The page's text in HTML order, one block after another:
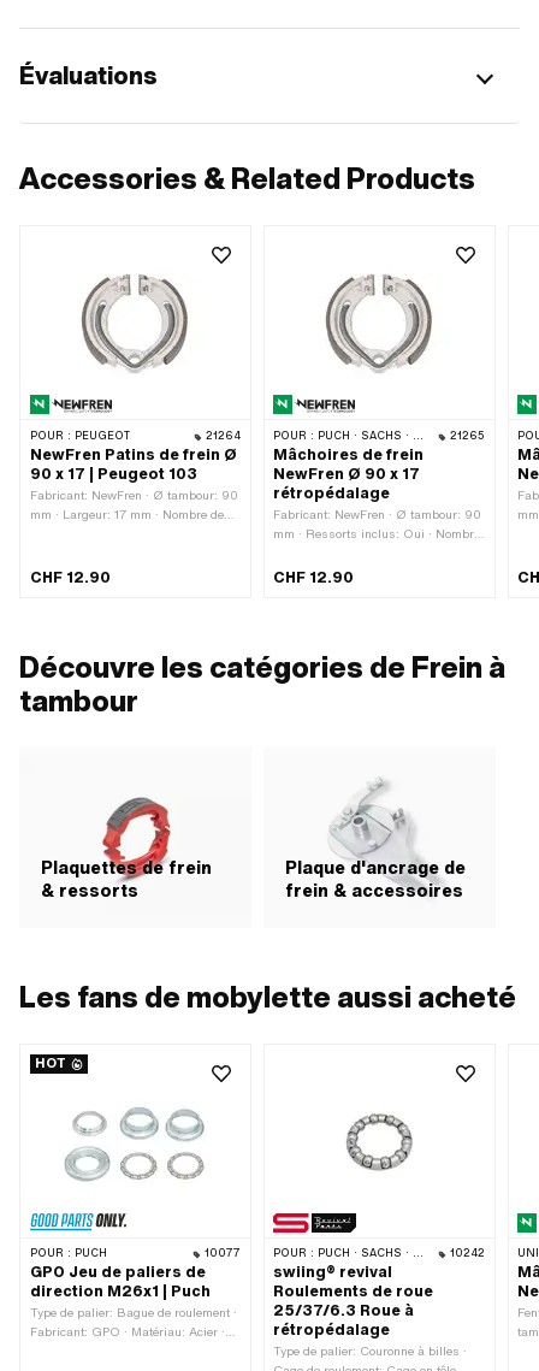
Évaluations
Accessories & Related Products
POUR : PEUGEOT 21264
NewFren Patins de frein Ø
90 x 17 | Peugeot 103
Fabricant: NewFren · Ø tambour: 90
mm · Largeur: 17 mm · Nombre de
CHF 12.90
POUR : PUCH · SACHS · ZÜNDAPP BELMONDO · CILO 21265
Mâchoires de frein
NewFren Ø 90 x 17
rétropédalage
Fabricant: NewFren · Ø tambour: 90
mm · Ressorts inclus: Oui · Nombre
CHF 12.90
Découvre les catégories de Frein à
tambour
Plaquettes de frein
& ressorts
Plaque d'ancrage de
frein & accessoires
Les fans de mobylette aussi acheté
HOT
POUR : PUCH 10077
GPO Jeu de paliers de
direction M26x1 | Puch
Type de palier: Bague de roulement ·
Fabricant: GPO · Matériau: Acier ·
POUR : PUCH · SACHS · ZÜNDAPP BELMONDO · CILO 10242
swiing® revival
Roulements de roue
25/37/6.3 Roue à
rétropédalage
Type de palier: Couronne à billes ·